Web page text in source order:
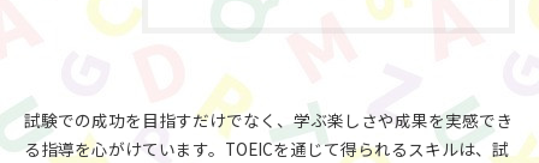
試験での成功を目指すだけでなく、学ぶ楽しさや成果を実感でき
る指導を心がけています。TOEICを通じて得られるスキルは、試